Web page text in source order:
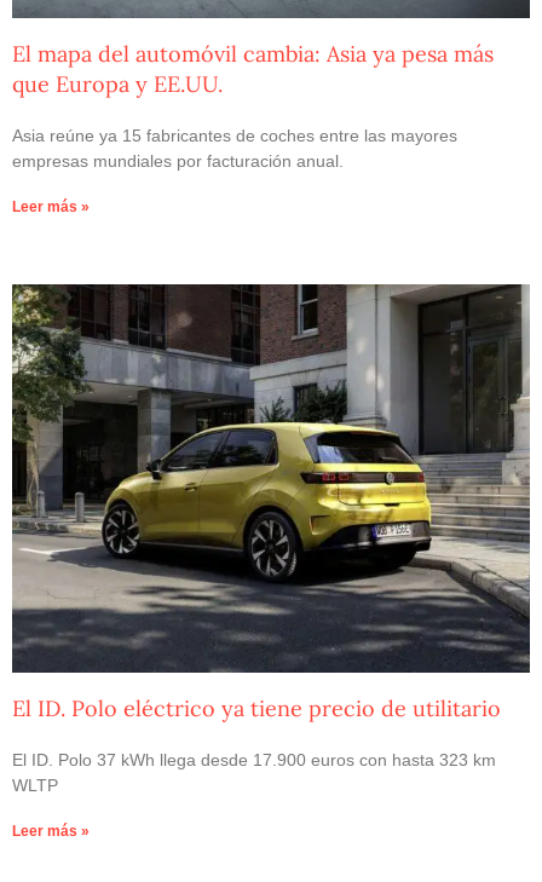
El mapa del automóvil cambia: Asia ya pesa más
que Europa y EE.UU.
Asia reúne ya 15 fabricantes de coches entre las mayores
empresas mundiales por facturación anual.
Leer más »
El ID. Polo eléctrico ya tiene precio de utilitario
El ID. Polo 37 kWh llega desde 17.900 euros con hasta 323 km
WLTP
Leer más »